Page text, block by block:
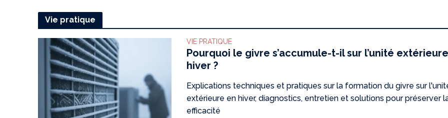
Vie pratique
VIE PRATIQUE
Pourquoi le givre s’accumule-t-il sur l’unité
hiver ?
Explications techniques et pratiques sur la formation du givre sur
extérieure en hiver, diagnostics, entretien et solutions pour préserver
efficacité